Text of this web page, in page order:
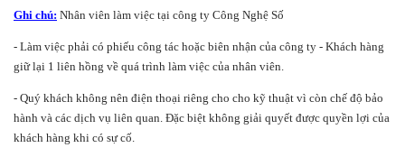
Ghi chú: Nhân viên làm việc tại công ty Công Nghệ Số
- Làm việc phải có phiếu công tác hoặc biên nhận của công ty - Khách hàng
giữ lại 1 liên hồng về quá trình làm việc của nhân viên.
- Quý khách không nên điện thoại riêng cho cho kỹ thuật vì còn chế độ bảo
hành và các dịch vụ liên quan. Đặc biệt không giải quyết được quyền lợi của
khách hàng khi có sự cố.